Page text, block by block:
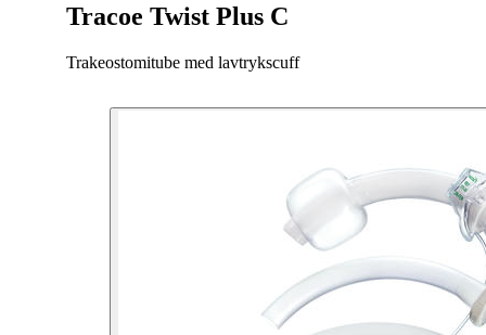
Tracoe Twist Plus C
Trakeostomitube med lavtrykscuff